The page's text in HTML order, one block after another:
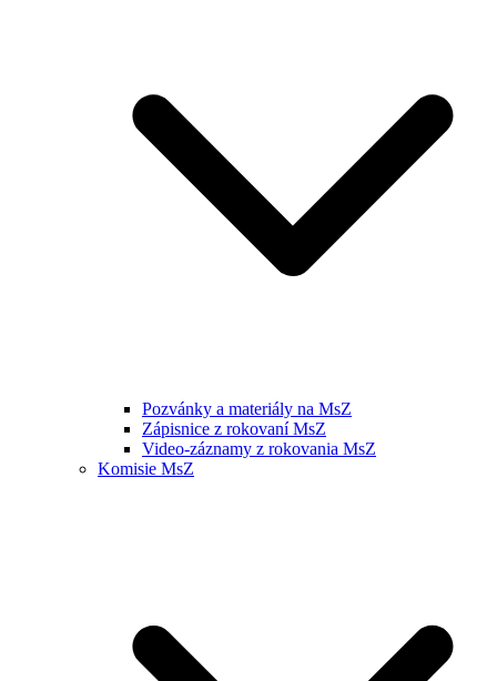
Pozvánky a materiály na MsZ
Zápisnice z rokovaní MsZ
Video-záznamy z rokovania MsZ
Komisie MsZ